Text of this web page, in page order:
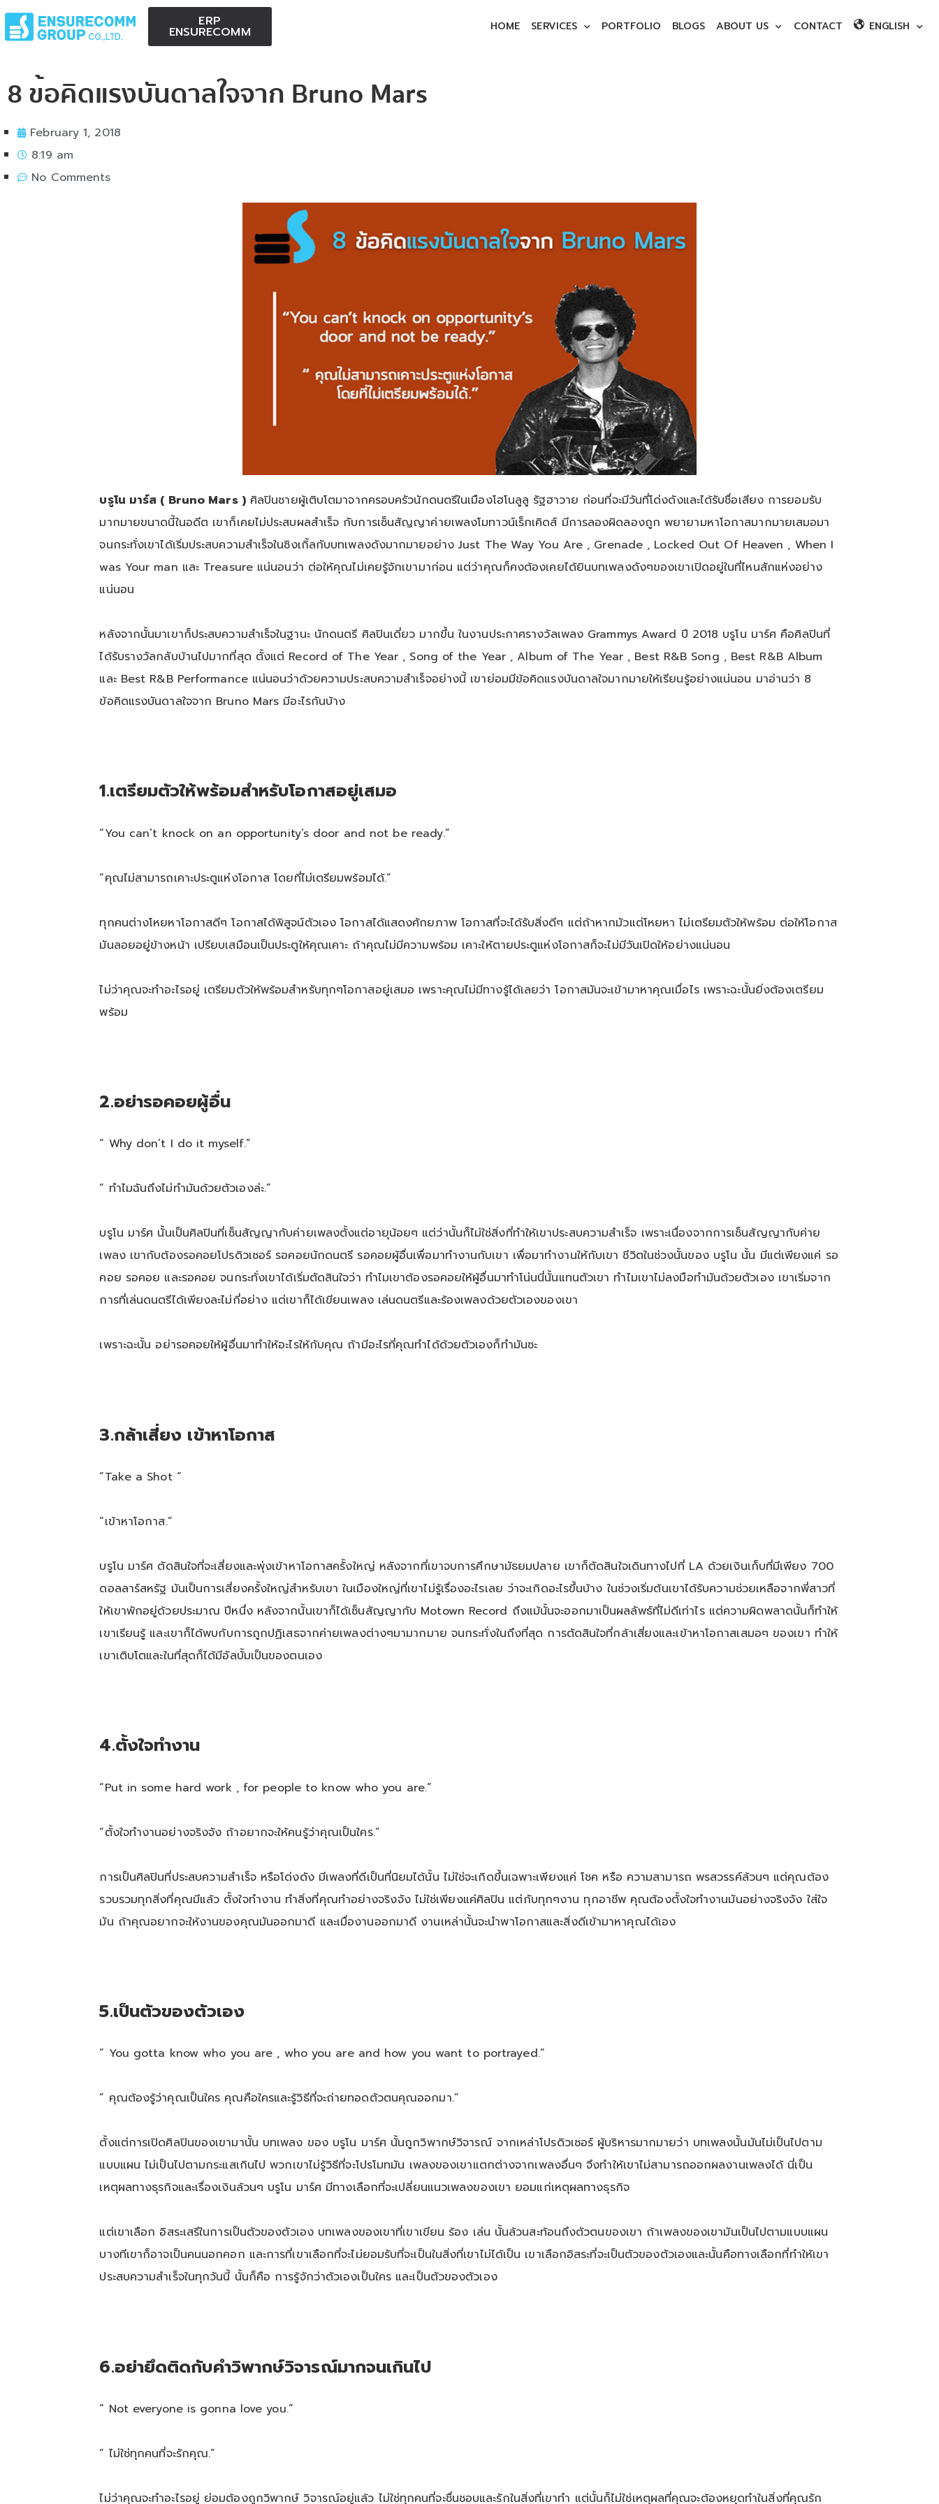
ERP
ENSURECOMM HOME SERVICES PORTFOLIO BLOGS ABOUT US CONTACT ENGLISH
8 ข้อคิดแรงบันดาลใจจาก Bruno Mars
February 1, 2018
8:19 am
No Comments
บรูโน มาร์ส ( Bruno Mars )ศิลปินชายผู้เติบโตมาจากครอบครัวนักดนตรีในเมืองโฮโนลูลู รัฐฮาวาย ก่อนที่จะมีวันที่โด่งดังและได้รับชื่อเสียง การยอมรับ
มากมายขนาดนี้ในอดีต เขาก็เคยไม่ประสบผลสำเร็จ กับการเซ็นสัญญาค่ายเพลงโมทาวน์เร็กเคิดส์ มีการลองผิดลองถูก พยายามหาโอกาสมากมายเสมอมา
จนกระทั่งเขาได้เริ่มประสบความสำเร็จในซิงเกิ้ลกับบทเพลงดังมากมายอย่าง Just The Way You Are , Grenade , Locked Out Of Heaven , When I
was Your man และ Treasure แน่นอนว่า ต่อให้คุณไม่เคยรู้จักเขามาก่อน แต่ว่าคุณก็คงต้องเคยได้ยินบทเพลงดังๆของเขาเปิดอยู่ในที่ไหนสักแห่งอย่าง
แน่นอน
หลังจากนั้นมาเขาก็ประสบความสำเร็จในฐานะ นักดนตรี ศิลปินเดี่ยว มากขึ้น ในงานประกาศรางวัลเพลง Grammys Award ปี 2018 บรูโน มาร์ศ คือศิลปินที่
ได้รับรางวัลกลับบ้านไปมากที่สุด ตั้งแต่ Record of The Year , Song of the Year , Album of The Year , Best R&B Song , Best R&B Album
และ Best R&B Performance แน่นอนว่าด้วยความประสบความสำเร็จอย่างนี้ เขาย่อมมีข้อคิดแรงบันดาลใจมากมายให้เรียนรู้อย่างแน่นอน มาอ่านว่า 8
ข้อคิดแรงบันดาลใจจาก Bruno Mars มีอะไรกันบ้าง
1.เตรียมตัวให้พร้อมสำหรับโอกาสอยู่เสมอ
“You can’t knock on an opportunity’s door and not be ready.”
“คุณไม่สามารถเคาะประตูแห่งโอกาส โดยที่ไม่เตรียมพร้อมได้.”
ทุกคนต่างโหยหาโอกาสดีๆ โอกาสได้พิสูจน์ตัวเอง โอกาสได้แสดงศักยภาพ โอกาสที่จะได้รับสิ่งดีๆ แต่ถ้าหากมัวแต่โหยหา ไม่เตรียมตัวให้พร้อม ต่อให้โอกาส
มันลอยอยู่ข้างหน้า เปรียบเสมือนเป็นประตูให้คุณเคาะ ถ้าคุณไม่มีความพร้อม เคาะให้ตายประตูแห่งโอกาสก็จะไม่มีวันเปิดให้อย่างแน่นอน
ไม่ว่าคุณจะทำอะไรอยู่ เตรียมตัวให้พร้อมสำหรับทุกๆโอกาสอยู่เสมอ เพราะคุณไม่มีทางรู้ได้เลยว่า โอกาสมันจะเข้ามาหาคุณเมื่อไร เพราะฉะนั้นยิ่งต้องเตรียม
พร้อม
2.อย่ารอคอยผู้อื่น
“ Why don’t I do it myself.”
“ ทำไมฉันถึงไม่ทำมันด้วยตัวเองล่ะ.”
บรูโน มาร์ศ นั้นเป็นศิลปินที่เซ็นสัญญากับค่ายเพลงตั้งแต่อายุน้อยๆ แต่ว่านั้นก็ไม่ใช่สิ่งที่ทำให้เขาประสบความสำเร็จ เพราะเนื่องจากการเซ็นสัญญากับค่าย
เพลง เขากับต้องรอคอยโปรดิวเซอร์ รอคอยนักดนตรี รอคอยผู้อื่นเพื่อมาทำงานกับเขา เพื่อมาทำงานให้กับเขา ชีวิตในช่วงนั้นของ บรูโน นั้น มีแต่เพียงแค่ รอ
คอย รอคอย และรอคอย จนกระทั่งเขาได้เริ่มตัดสินใจว่า ทำไมเขาต้องรอคอยให้ผู้อื่นมาทำโน่นนี่นั้นแทนตัวเขา ทำไมเขาไม่ลงมือทำมันด้วยตัวเอง เขาเริ่มจาก
การที่เล่นดนตรีได้เพียงละไม่กี่อย่าง แต่เขาก็ได้เขียนเพลง เล่นดนตรีและร้องเพลงด้วยตัวเองของเขา
เพราะฉะนั้น อย่ารอคอยให้ผู้อื่นมาทำให้อะไรให้กับคุณ ถ้ามีอะไรที่คุณทำได้ด้วยตัวเองก็ทำมันซะ
3.กล้าเสี่ยง เข้าหาโอกาส
“Take a Shot “
“เข้าหาโอกาส.”
บรูโน มาร์ศ ตัดสินใจที่จะเสี่ยงและพุ่งเข้าหาโอกาสครั้งใหญ่ หลังจากที่เขาจบการศึกษามัธยมปลาย เขาก็ตัดสินใจเดินทางไปที่ LA ด้วยเงินเก็บที่มีเพียง 700
ดอลลาร์สหรัฐ มันเป็นการเสี่ยงครั้งใหญ่สำหรับเขา ในเมืองใหญ่ที่เขาไม่รู้เรื่องอะไรเลย ว่าจะเกิดอะไรขึ้นบ้าง ในช่วงเริ่มต้นเขาได้รับความช่วยเหลือจากพี่สาวที่
ให้เขาพักอยู่ด้วยประมาณ ปีหนึ่ง หลังจากนั้นเขาก็ได้เซ็นสัญญากับ Motown Record ถึงแม้นั้นจะออกมาเป็นผลลัพธ์ที่ไม่ดีเท่าไร แต่ความผิดพลาดนั้นก็ทำให้
เขาเรียนรู้ และเขาก็ได้พบกับการถูกปฏิเสธจากค่ายเพลงต่างๆมามากมาย จนกระทั่งในถึงที่สุด การตัดสินใจที่กล้าเสี่ยงและเข้าหาโอกาสเสมอๆ ของเขา ทำให้
เขาเติบโตและในที่สุดก็ได้มีอัลบั้มเป็นของตนเอง
4.ตั้งใจทำงาน
“Put in some hard work , for people to know who you are.”
“ตั้งใจทำงานอย่างจริงจัง ถ้าอยากจะให้คนรู้ว่าคุณเป็นใคร.”
การเป็นศิลปินที่ประสบความสำเร็จ หรือโด่งดัง มีเพลงที่ดีเป็นที่นิยมได้นั้น ไม่ใช่จะเกิดขึ้นเฉพาะเพียงแค่ โชค หรือ ความสามารถ พรสวรรค์ล้วนๆ แต่คุณต้อง
รวบรวมทุกสิ่งที่คุณมีแล้ว ตั้งใจทำงาน ทำสิ่งที่คุณทำอย่างจริงจัง ไม่ใช่เพียงแค่ศิลปิน แต่กับทุกๆงาน ทุกอาชีพ คุณต้องตั้งใจทำงานมันอย่างจริงจัง ใส่ใจ
มัน ถ้าคุณอยากจะให้งานของคุณมันออกมาดี และเมื่องานออกมาดี งานเหล่านั้นจะนำพาโอกาสและสิ่งดีเข้ามาหาคุณได้เอง
5.เป็นตัวของตัวเอง
“ You gotta know who you are , who you are and how you want to portrayed.”
“ คุณต้องรู้ว่าคุณเป็นใคร คุณคือใครและรู้วิธีที่จะถ่ายทอดตัวตนคุณออกมา.”
ตั้งแต่การเปิดศิลปินของเขามานั้น บทเพลง ของ บรูโน มาร์ศ นั้นถูกวิพากษ์วิจารณ์ จากเหล่าโปรดิวเซอร์ ผู้บริหารมากมายว่า บทเพลงนั้นมันไม่เป็นไปตาม
แบบแผน ไม่เป็นไปตามกระแสเกินไป พวกเขาไม่รู้วิธีที่จะโปรโมทมัน เพลงของเขาแตกต่างจากเพลงอื่นๆ จึงทำให้เขาไม่สามารถออกผลงานเพลงได้ นี่เป็น
เหตุผลทางธุรกิจและเรื่องเงินล้วนๆ บรูโน มาร์ศ มีทางเลือกที่จะเปลี่ยนแนวเพลงของเขา ยอมแก่เหตุผลทางธุรกิจ
แต่เขาเลือก อิสระเสรีในการเป็นตัวของตัวเอง บทเพลงของเขาที่เขาเขียน ร้อง เล่น นั้นล้วนสะท้อนถึงตัวตนของเขา ถ้าเพลงของเขามันเป็นไปตามแบบแผน
บางทีเขาก็อาจเป็นคนนอกคอก และการที่เขาเลือกที่จะไม่ยอมรับที่จะเป็นในสิ่งที่เขาไม่ได้เป็น เขาเลือกอิสระที่จะเป็นตัวของตัวเองและนั้นคือทางเลือกที่ทำให้เขา
ประสบความสำเร็จในทุกวันนี้ นั้นก็คือ การรู้จักว่าตัวเองเป็นใคร และเป็นตัวของตัวเอง
6.อย่ายึดติดกับคำวิพากษ์วิจารณ์มากจนเกินไป
“ Not everyone is gonna love you.”
“ ไม่ใช่ทุกคนที่จะรักคุณ.”
ไม่ว่าคุณจะทำอะไรอยู่ ย่อมต้องถูกวิพากษ์ วิจารณ์อยู่แล้ว ไม่ใช่ทุกคนที่จะชื่นชอบและรักในสิ่งที่เขาทำ แต่นั้นก็ไม่ใช่เหตุผลที่คุณจะต้องหยุดทำในสิ่งที่คุณรัก